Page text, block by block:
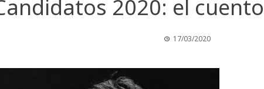
2020: el
17/03/2020